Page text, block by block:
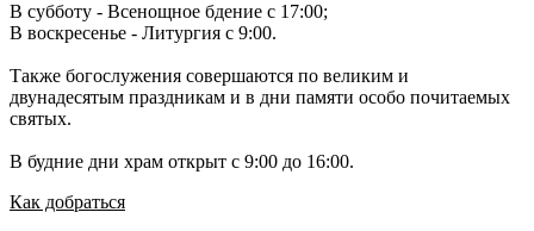
В субботу - Всенощное бдение с 17:00;
В воскресенье - Литургия с 9:00.
Также богослужения совершаются по великим и
двунадесятым праздникам и в дни памяти особо почитаемых
святых.
В будние дни храм открыт с 9:00 до 16:00.
Как добраться